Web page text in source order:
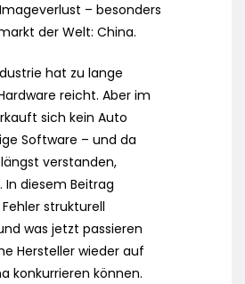
– besonders
der Welt: China.
hat zu lange
reicht. Aber im
sich kein Auto
Software – und da
verstanden,
diesem Beitrag
strukturell
was jetzt passieren
Hersteller wieder auf
konkurrieren können.